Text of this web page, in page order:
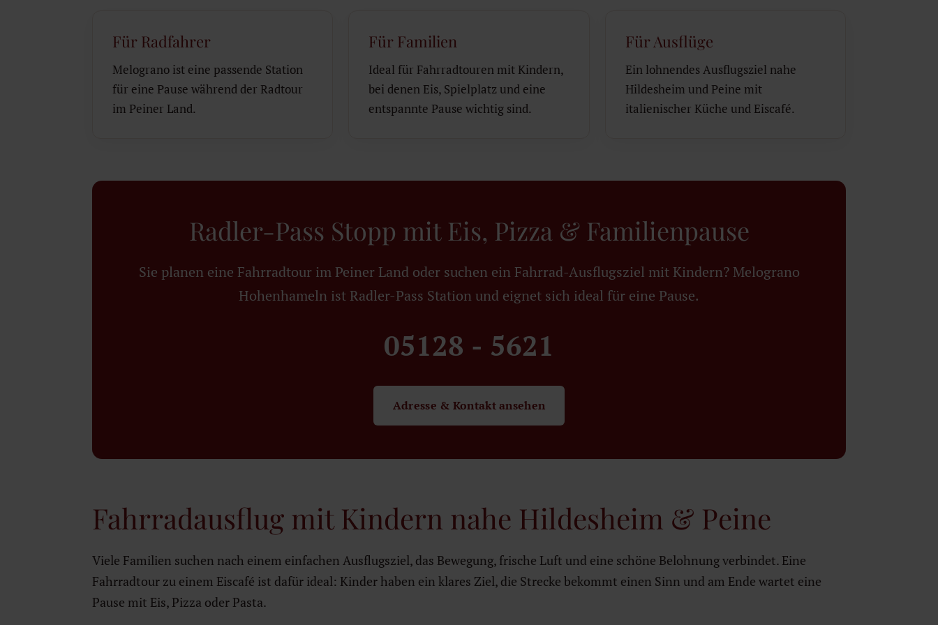
Für Radfahrer
Melograno ist eine passende Station
für eine Pause während der Radtour
im Peiner Land.
Für Familien
Ideal für Fahrradtouren mit Kindern,
bei denen Eis, Spielplatz und eine
entspannte Pause wichtig sind.
Für Ausflüge
Ein lohnendes Ausflugsziel nahe
Hildesheim und Peine mit
italienischer Küche und Eiscafé.
Radler-Pass Stopp mit Eis, Pizza & Familienpause
Sie planen eine Fahrradtour im Peiner Land oder suchen ein Fahrrad-Ausflugsziel mit Kindern? Melograno
Hohenhameln ist Radler-Pass Station und eignet sich ideal für eine Pause.
05128 - 5621
Adresse & Kontakt ansehen
Fahrradausflug mit Kindern nahe Hildesheim & Peine
Viele Familien suchen nach einem einfachen Ausflugsziel, das Bewegung, frische Luft und eine schöne Belohnung verbindet. Eine
Fahrradtour zu einem Eiscafé ist dafür ideal: Kinder haben ein klares Ziel, die Strecke bekommt einen Sinn und am Ende wartet eine
Pause mit Eis, Pizza oder Pasta.